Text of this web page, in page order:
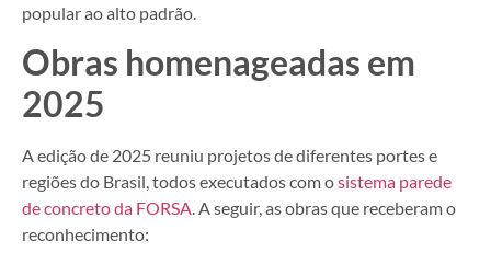
popular ao alto padrão.
Obras homenageadas em
2025
A edição de 2025 reuniu projetos de diferentes portes e
regiões do Brasil, todos executados com osistema parede
de concreto da FORSA. A seguir, as obras que receberam o
reconhecimento: